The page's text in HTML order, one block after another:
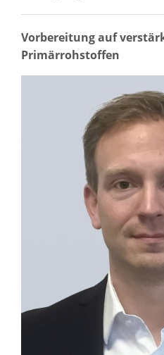
Vorbereitung auf
Primärrohstoffen